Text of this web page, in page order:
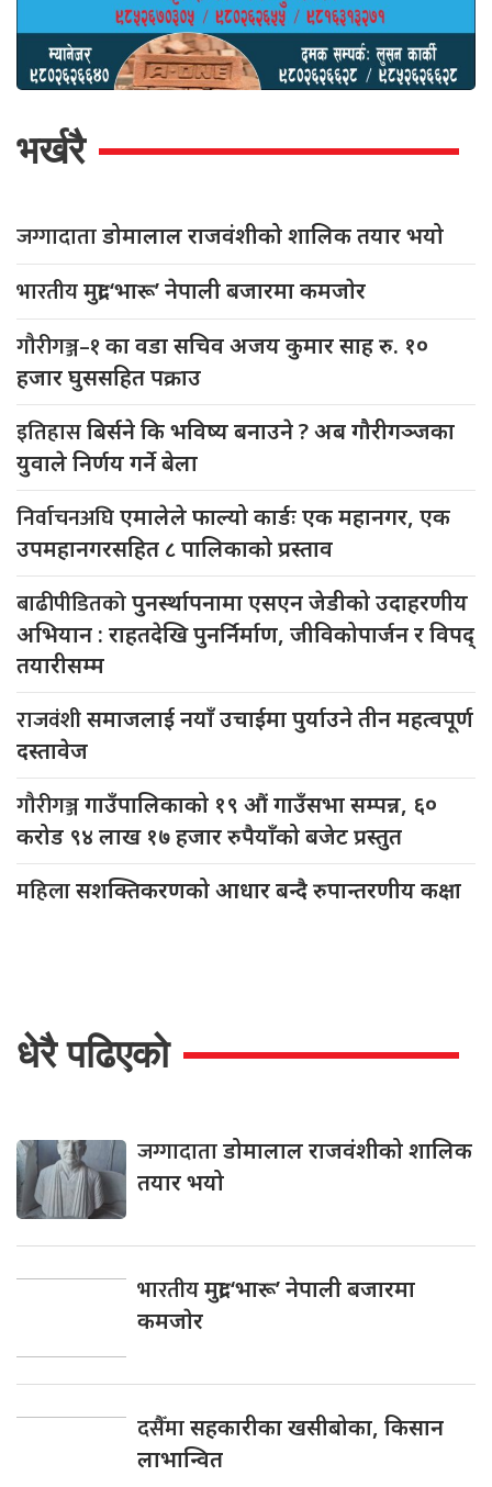
भर्खरै
जग्गादाताडोमालाल राजवंशीको शालिक तयार भयो
भारतीयमुद्रा ‘भारू’ नेपाली बजारमा कमजाेर
गौरीगञ्ज–१का वडा सचिव अजय कुमार साह रु. १०
हजार घुससहित पक्राउ
इतिहासबिर्सने कि भविष्य बनाउने ? अब गौरीगञ्जका
युवाले निर्णय गर्ने बेला
निर्वाचनअघिएमालेले फाल्यो कार्डः एक महानगर, एक
उपमहानगरसहित ८ पालिकाको प्रस्ताव
बाढीपीडितकोपुनर्स्थापनामा एसएन जेडीको उदाहरणीय
अभियान : राहतदेखि पुनर्निर्माण, जीविकोपार्जन र विपद्
तयारीसम्म
राजवंशीसमाजलाई नयाँ उचाईमा पुर्याउने तीन महत्वपूर्ण
दस्तावेज
गौरीगञ्जगाउँपालिकाको १९ औं गाउँसभा सम्पन्न, ६०
करोड ९४ लाख १७ हजार रुपैयाँको बजेट प्रस्तुत
महिलासशक्तिकरणको आधार बन्दै रुपान्तरणीय कक्षा
धेरै पढिएको
जग्गादाताडोमालाल राजवंशीको शालिक
तयार भयो
भारतीयमुद्रा ‘भारू’ नेपाली बजारमा
कमजाेर
दसैँमासहकारीका खसीबोका, किसान
लाभान्वित